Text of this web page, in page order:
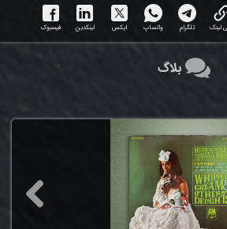
لینک تلگرام واتساپ ایکس لینکدین فیسبوک
بلاگ